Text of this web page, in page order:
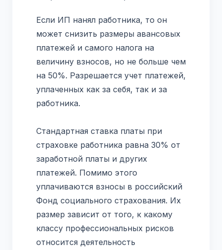
Если ИП нанял работника, то он
может снизить размеры авансовых
платежей и самого налога на
величину взносов, но не больше чем
на 50%. Разрешается учет платежей,
уплаченных как за себя, так и за
работника.
Стандартная ставка платы при
страховке работника равна 30% от
заработной платы и других
платежей. Помимо этого
уплачиваются взносы в российский
Фонд социального страхования. Их
размер зависит от того, к какому
классу профессиональных рисков
относится деятельность